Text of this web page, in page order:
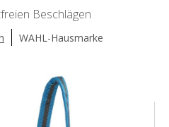
Beschlägen
WAHL-Hausmarke